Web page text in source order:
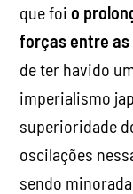
que foio
forças entre
de ter havido
imperialismo
superioridade
oscilações
sendo